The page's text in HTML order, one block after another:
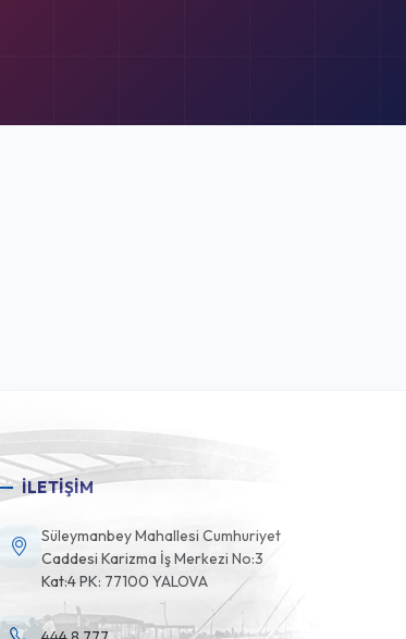
İLETİŞİM
Süleymanbey Mahallesi Cumhuriyet
Caddesi Karizma İş Merkezi No:3
Kat:4 PK: 77100 YALOVA